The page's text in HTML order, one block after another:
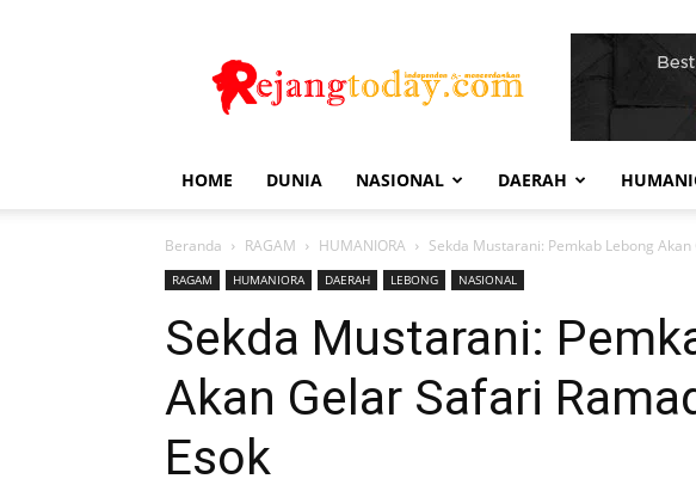
Today
HOME DUNIA NASIONAL DAERAH
Beranda RAGAM HUMANIORA Sekda Mustarani: Pemkab Lebong
RAGAM HUMANIORA DAERAH LEBONG NASIONAL
Sekda Mustarani:
Akan Gelar Safari
Esok